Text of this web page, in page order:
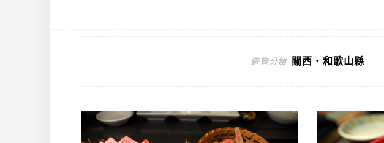
遊覽分類 關西・和歌山縣